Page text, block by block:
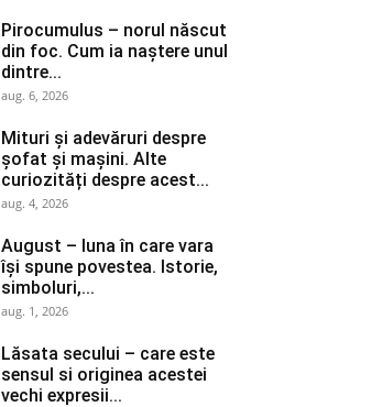
Pirocumulus – norul născut
din foc. Cum ia naștere unul
dintre...
aug. 6, 2026
Mituri și adevăruri despre
șofat și mașini. Alte
curiozități despre acest...
aug. 4, 2026
August – luna în care vara
își spune povestea. Istorie,
simboluri,...
aug. 1, 2026
Lăsata secului – care este
sensul si originea acestei
vechi expresii...